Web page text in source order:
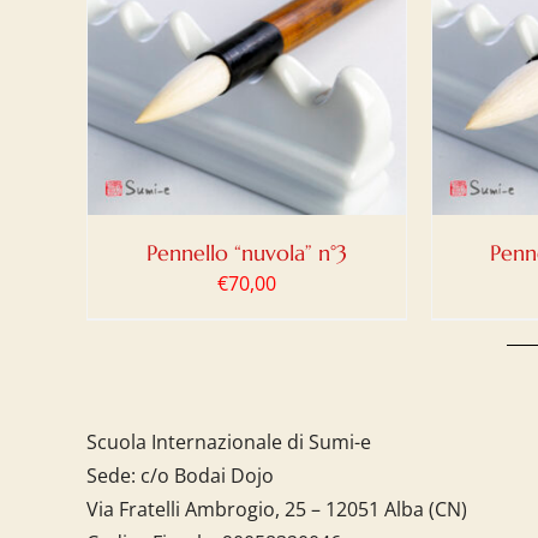
Pennello “nuvola” n°3
€70,00
AGGIUNGI AL CARRELLO
DETTAGLI
Scuola Internazionale di Sumi-e
Sede: c/o Bodai Dojo
Via Fratelli Ambrogio, 25 – 12051 Alba (CN)